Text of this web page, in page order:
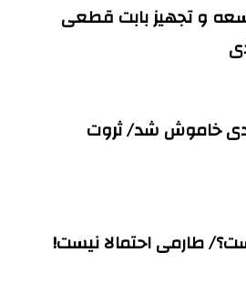
و تجهیز بابت قطعی
خاموش شد/ ثروت
طارمی احتمالا نیست!